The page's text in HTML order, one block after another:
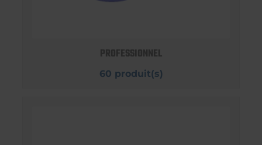
PROFESSIONNEL
60 produit(s)